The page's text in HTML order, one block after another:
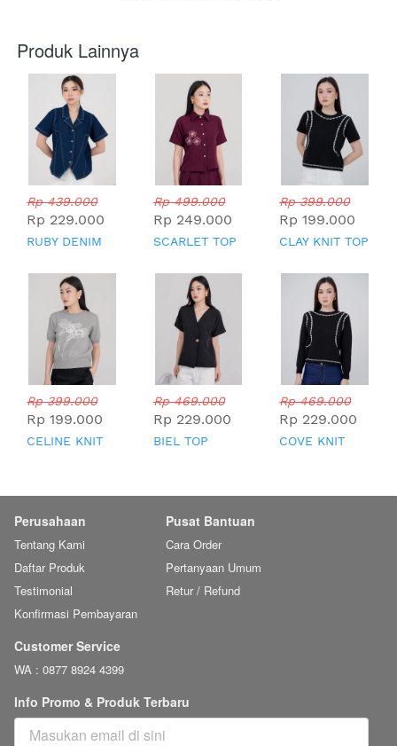
Produk Lainnya
Rp 439.000
Rp 229.000
RUBY DENIM
Rp 499.000
Rp 249.000
SCARLET TOP
Rp 399.000
Rp 199.000
CLAY KNIT TOP
Rp 399.000
Rp 199.000
CELINE KNIT
Rp 469.000
Rp 229.000
BIEL TOP
Rp 469.000
Rp 229.000
COVE KNIT
Perusahaan
Tentang Kami
Daftar Produk
Testimonial
Konfirmasi Pembayaran
Pusat Bantuan
Cara Order
Pertanyaan Umum
Retur / Refund
Customer Service
WA : 0877 8924 4399
Info Promo & Produk Terbaru